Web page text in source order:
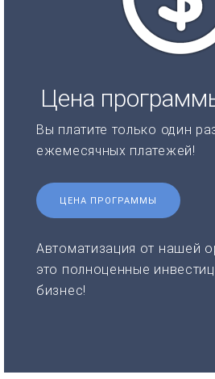
Цена
Вы платите только один
ежемесячных платежей!
ЦЕНА ПРОГРАММЫ
Автоматизация от нашей
это полноценные
бизнес!